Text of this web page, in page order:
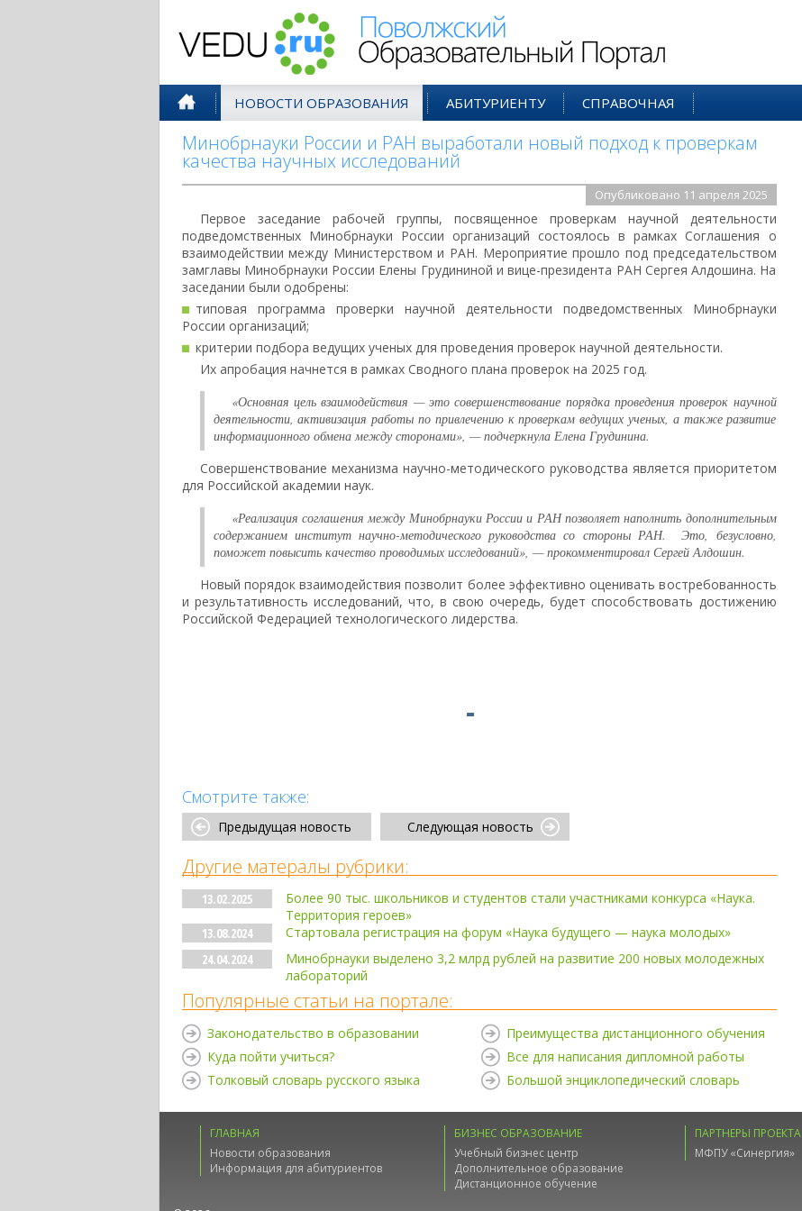
НОВОСТИ ОБРАЗОВАНИЯ АБИТУРИЕНТУ СПРАВОЧНАЯ
Минобрнауки России и РАН выработали новый подход к проверкам
качества научных исследований
Опубликовано 11 апреля 2025
Первое заседание рабочей группы, посвященное проверкам научной деятельности
подведомственных Минобрнауки России организаций состоялось в рамках Соглашения о
взаимодействии между Министерством и РАН. Мероприятие прошло под председательством
замглавы Минобрнауки России Елены Грудининой и вице-президента РАН Сергея Алдошина. На
заседании были одобрены:
типовая программа проверки научной деятельности подведомственных Минобрнауки
России организаций;
критерии подбора ведущих ученых для проведения проверок научной деятельности.
Их апробация начнется в рамках Сводного плана проверок на 2025 год.
«Основная цель взаимодействия — это совершенствование порядка проведения проверок научной
деятельности, активизация работы по привлечению к проверкам ведущих ученых, а также развитие
информационного обмена между сторонами», — подчеркнула Елена Грудинина.
Совершенствование механизма научно-методического руководства является приоритетом
для Российской академии наук.
«Реализация соглашения между Минобрнауки России и РАН позволяет наполнить дополнительным
содержанием институт научно-методического руководства со стороны РАН. Это, безусловно,
поможет повысить качество проводимых исследований», — прокомментировал Сергей Алдошин.
Новый порядок взаимодействия позволит более эффективно оценивать востребованность
и результативность исследований, что, в свою очередь, будет способствовать достижению
Российской Федерацией технологического лидерства.
Смотрите также:
Предыдущая новость Следующая новость
Другие матералы рубрики:
13.02.2025
Более 90 тыс. школьников и студентов стали участниками конкурса «Наука.
Территория героев»
13.08.2024
Стартовала регистрация на форум «Наука будущего — наука молодых»
24.04.2024
Минобрнауки выделено 3,2 млрд рублей на развитие 200 новых молодежных
лабораторий
Популярные статьи на портале:
Законодательство в образовании
Куда пойти учиться?
Толковый словарь русского языка
Преимущества дистанционного обучения
Все для написания дипломной работы
Большой энциклопедический словарь
ГЛАВНАЯ
Новости образования
Информация для абитуриентов
БИЗНЕС ОБРАЗОВАНИЕ
Учебный бизнес центр
Дополнительное образование
Дистанционное обучение
ПАРТНЕРЫ ПРОЕКТА
МФПУ «Синергия»